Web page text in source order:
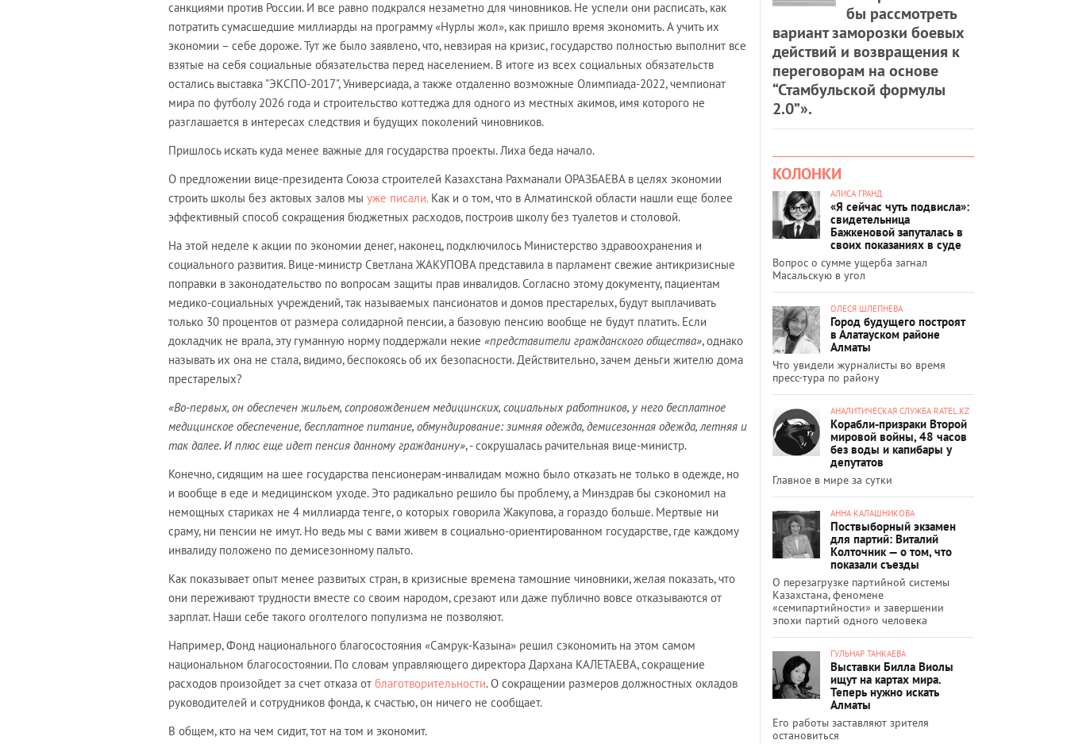
санкциями против России. И все равно подкрался незаметно для чиновников. Не успели они расписать, как
потратить сумасшедшие миллиарды на программу «Нурлы жол», как пришло время экономить. А учить их
экономии – себе дороже. Тут же было заявлено, что, невзирая на кризис, государство полностью выполнит все
взятые на себя социальные обязательства перед населением. В итоге из всех социальных обязательств
остались выставка "ЭКСПО-2017", Универсиада, а также отдаленно возможные Олимпиада-2022, чемпионат
мира по футболу 2026 года и строительство коттеджа для одного из местных акимов, имя которого не
разглашается в интересах следствия и будущих поколений чиновников.
Пришлось искать куда менее важные для государства проекты. Лиха беда начало.
О предложении вице-президента Союза строителей Казахстана Рахманали ОРАЗБАЕВА в целях экономии
строить школы без актовых залов мы уже писали.Как и о том, что в Алматинской области нашли еще более
эффективный способ сокращения бюджетных расходов, построив школу без туалетов и столовой.
На этой неделе к акции по экономии денег, наконец, подключилось Министерство здравоохранения и
социального развития. Вице-министр Светлана ЖАКУПОВА представила в парламент свежие антикризисные
поправки в законодательство по вопросам защиты прав инвалидов. Согласно этому документу, пациентам
медико-социальных учреждений, так называемых пансионатов и домов престарелых, будут выплачивать
только 30 процентов от размера солидарной пенсии, а базовую пенсию вообще не будут платить. Если
докладчик не врала, эту гуманную норму поддержали некие «представители гражданского общества», однако
называть их она не стала, видимо, беспокоясь об их безопасности. Действительно, зачем деньги жителю дома
престарелых?
«Во-первых, он обеспечен жильем, сопровождением медицинских, социальных работников, у него бесплатное
медицинское обеспечение, бесплатное питание, обмундирование: зимняя одежда, демисезонная одежда, летняя и
так далее. И плюс еще идет пенсия данному гражданину», - сокрушалась рачительная вице-министр.
Конечно, сидящим на шее государства пенсионерам-инвалидам можно было отказать не только в одежде, но
и вообще в еде и медицинском уходе. Это радикально решило бы проблему, а Минздрав бы сэкономил на
немощных стариках не 4 миллиарда тенге, о которых говорила Жакупова, а гораздо больше. Мертвые ни
сраму, ни пенсии не имут. Но ведь мы с вами живем в социально-ориентированном государстве, где каждому
инвалиду положено по демисезонному пальто.
Как показывает опыт менее развитых стран, в кризисные времена тамошние чиновники, желая показать, что
они переживают трудности вместе со своим народом, срезают или даже публично вовсе отказываются от
зарплат. Наши себе такого оголтелого популизма не позволяют.
Например, Фонд национального благосостояния «Самрук-Казына» решил сэкономить на этом самом
национальном благосостоянии. По словам управляющего директора Дархана КАЛЕТАЕВА, сокращение
расходов произойдет за счет отказа от благотворительности. О сокращении размеров должностных окладов
руководителей и сотрудников фонда, к счастью, он ничего не сообщает.
В общем, кто на чем сидит, тот на том и экономит.
бы рассмотреть
вариант заморозки боевых
действий и возвращения к
переговорам на основе
“Стамбульской формулы
2.0”».
КОЛОНКИ
АЛИСА ГРАНД
«Я сейчас чуть подвисла»:
свидетельница
Бажкеновой запуталась в
своих показаниях в суде
Вопрос о сумме ущерба загнал
Масальскую в угол
ОЛЕСЯ ШЛЕПНЕВА
Город будущего построят
в Алатауском районе
Алматы
Что увидели журналисты во время
пресс-тура по району
АНАЛИТИЧЕСКАЯ СЛУЖБА RATEL.KZ
Корабли-призраки Второй
мировой войны, 48 часов
без воды и капибары у
депутатов
Главное в мире за сутки
АННА КАЛАШНИКОВА
Поствыборный экзамен
для партий: Виталий
Колточник — о том, что
показали съезды
О перезагрузке партийной системы
Казахстана, феномене
«семипартийности» и завершении
эпохи партий одного человека
ГУЛЬНАР ТАНКАЕВА
Выставки Билла Виолы
ищут на картах мира.
Теперь нужно искать
Алматы
Его работы заставляют зрителя
остановиться